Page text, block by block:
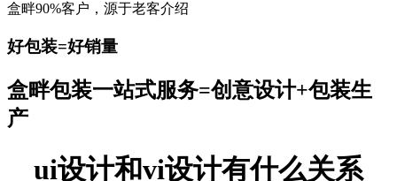
盒畔90%客户，源于老客介绍
好包装=好销量
盒畔包装一站式服务=创意设计+包装生
产
ui设计和vi设计有什么关系